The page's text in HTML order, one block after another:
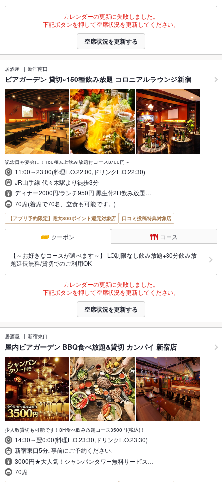
カレンダーの更新に失敗しました。
下記ボタンを押して空席状況を更新してください。
空席状況を更新する
居酒屋 新宿南口
ビアガーデン 貸切×150種飲み放題 コロニアルラウンジ新宿
記念日や宴会に！160種以上飲み放題付コース3700円～
11:00～23:00(料理L.O.22:00,ドリンクL.O.22:30)
JR山手線 代々木駅より徒歩3分
ディナー2000円/ランチ950円 黒生付2H飲み放題…
70席(着席で70名、立食も可能です。)
【アプリ予約限定】最大800ポイント還元対象店 口コミ投稿特典対象店
クーポン コース
【～お好きなコースが選べます～】 LO制限なし飲み放題+30分飲み放
題延長無料/貸切でのご利用OK
カレンダーの更新に失敗しました。
下記ボタンを押して空席状況を更新してください。
空席状況を更新する
居酒屋 新宿東口
屋内ビアガーデン BBQ食べ放題&貸切 カンパイ 新宿店
少人数貸切も可能です！3H食べ飲み放題コース3500円(税込)！
14:30～翌0:00(料理L.O.23:30,ドリンクL.O.23:30)
新宿東口5分｡事前にご予約ください｡
3000円★大人気！シャンパンタワー無料サービス…
70席